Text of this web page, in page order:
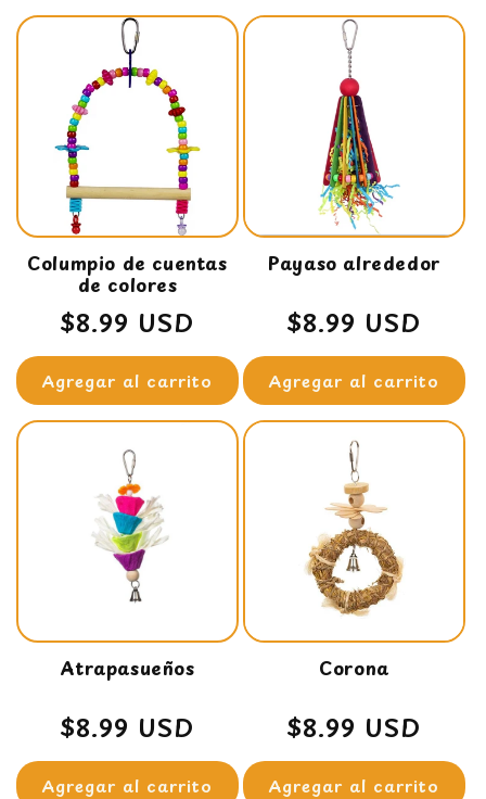
Columpio de cuentas
de colores
Precio
habitual
$8.99 USD
Agregar al carrito
Payaso alrededor
Precio
habitual
$8.99 USD
Agregar al carrito
Atrapasueños
Precio
habitual
$8.99 USD
Agregar al carrito
Corona
Precio
habitual
$8.99 USD
Agregar al carrito